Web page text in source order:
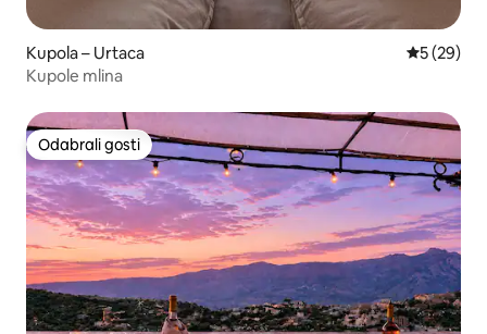
Kupola – Urtaca Prosječna
5 (29)
Kupole mlina
Odabrali gosti
Odabrali gosti